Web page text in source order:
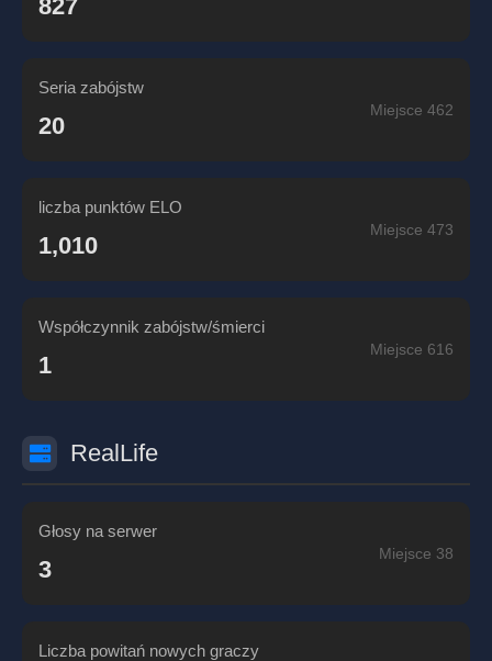
827
Seria zabójstw
20
Miejsce 462
liczba punktów ELO
1,010
Miejsce 473
Współczynnik zabójstw/śmierci
1
Miejsce 616
RealLife
Głosy na serwer
3
Miejsce 38
Liczba powitań nowych graczy